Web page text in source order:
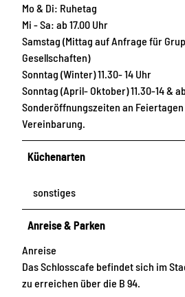
Mo & Di: Ruhetag
Mi - Sa: ab 17.00 Uhr
Samstag (Mittag auf Anfrage für
Gesellschaften)
Sonntag (Winter) 11.30- 14 Uhr
Sonntag (April- Oktober) 11.30-14 &
Sonderöffnungszeiten an
Vereinbarung.
Küchenarten
sonstiges
Anreise & Parken
Anreise
Das Schlosscafe befindet sich im
zu erreichen über die B 94.